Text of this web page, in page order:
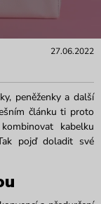
27.06.2022
peněženky a další
článku ti proto
kabelku
pojď doladit své